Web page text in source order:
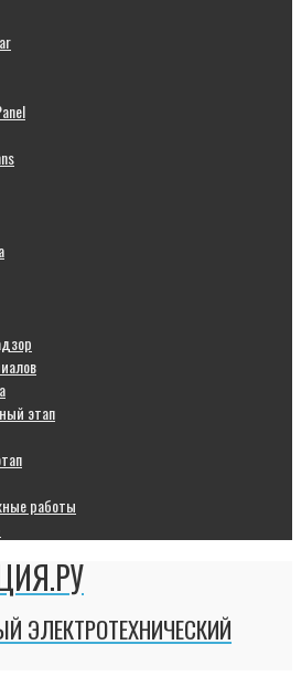
этап
работы
ЭЛЕКТРОТЕХНИЧЕСКИЙ